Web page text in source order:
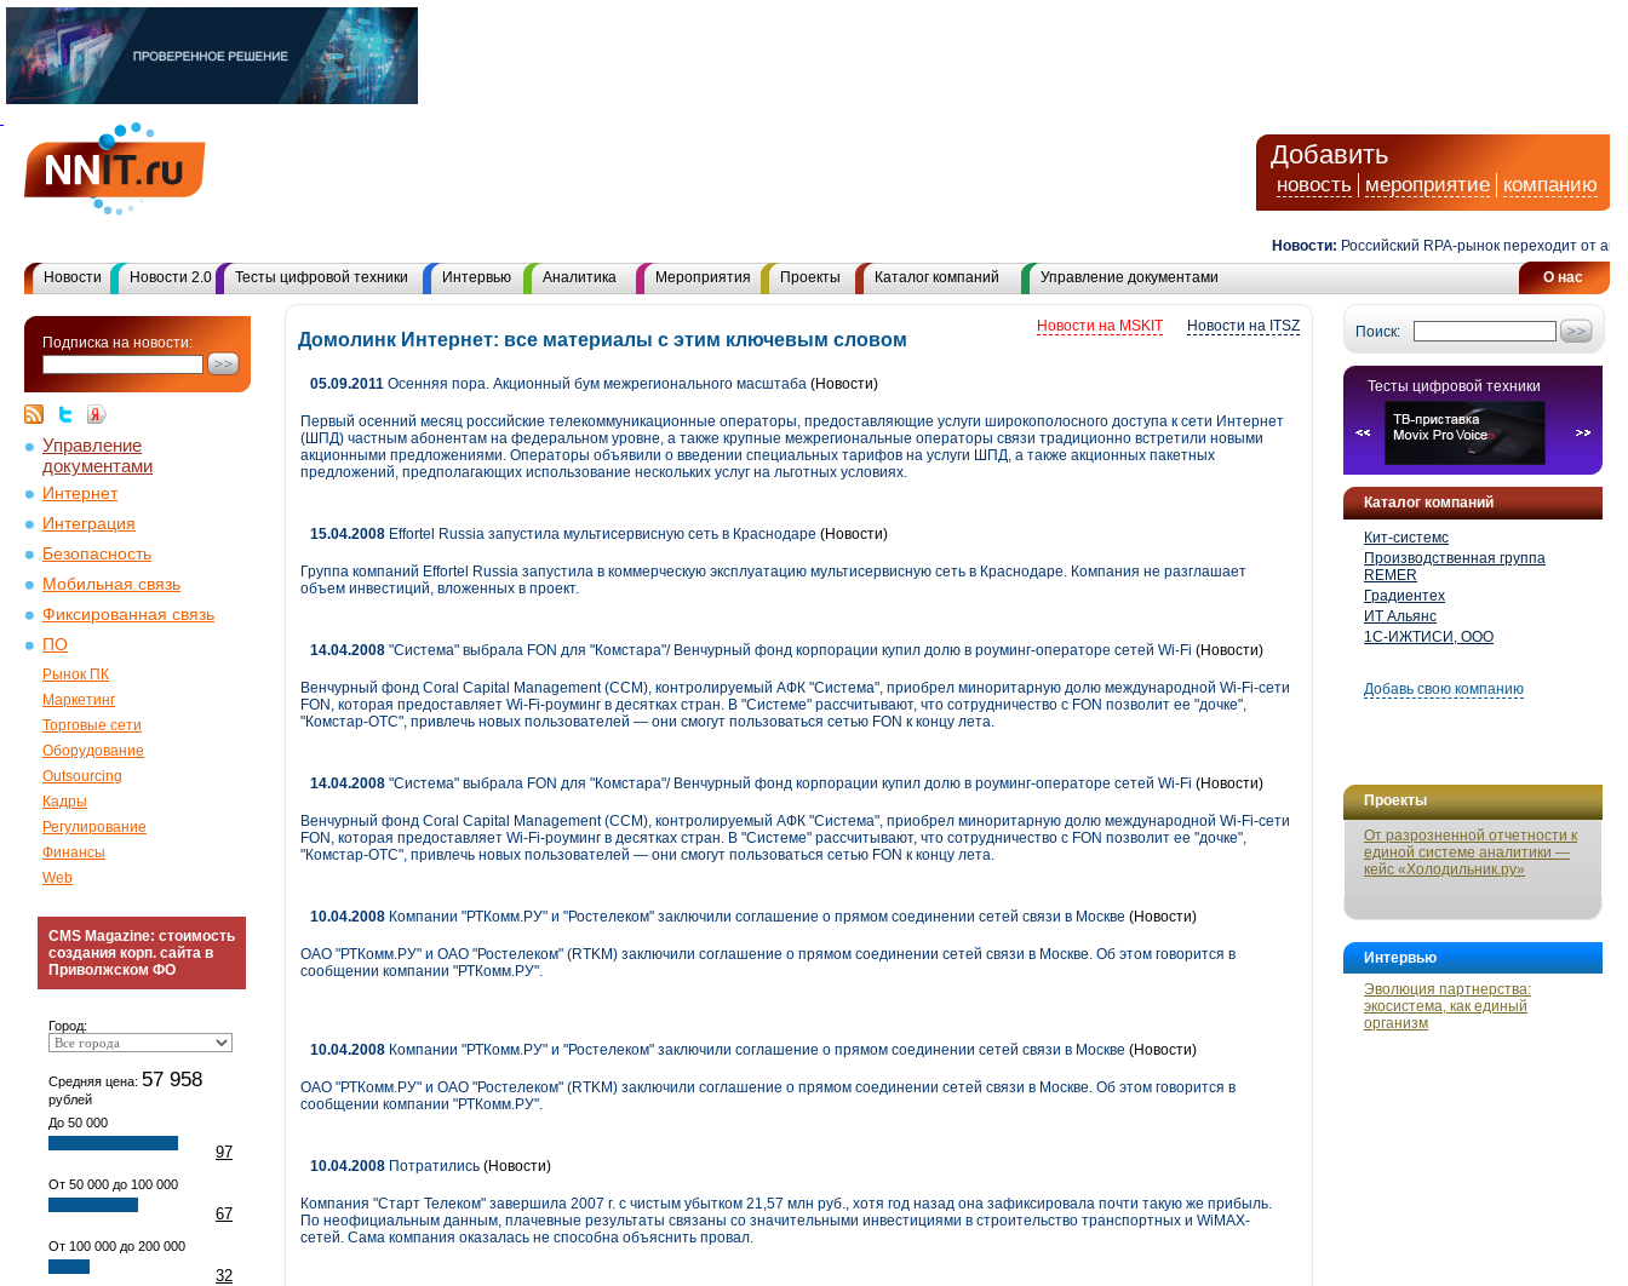
Добавить
новость мероприятие компанию
Новости: Российский RPA-рынок переходит от
О нас
Новости Новости 2.0 Тесты цифровой техники Интервью Аналитика Мероприятия Проекты Каталог компаний Управление документами
Подписка на новости:
Управление
документами
Интернет
Интеграция
Безопасность
Мобильная связь
Фиксированная связь
ПО
Рынок ПК
Маркетинг
Торговые сети
Оборудование
Outsourcing
Кадры
Регулирование
Финансы
Web
CMS Magazine: стоимость
создания корп. сайта в
Приволжском ФО
Город:
Средняя цена: 57 958
рублей
До 50 000
97
От 50 000 до 100 000
67
От 100 000 до 200 000
32
Поиск:
Тесты цифровой техники
Каталог компаний
Кит-системс
Производственная группа
REMER
Градиентех
ИТ Альянс
1С-ИЖТИСИ, ООО
Добавь свою компанию
Проекты
От разрозненной отчетности к
единой системе аналитики —
кейс «Холодильник.ру»
Интервью
Эволюция партнерства:
экосистема, как единый
организм
Новости на ITSZ
Новости на MSKIT
Домолинк Интернет: все материалы с этим ключевым словом
05.09.2011 Осенняя пора. Акционный бум межрегионального масштаба (Новости)
Первый осенний месяц российские телекоммуникационные операторы, предоставляющие услуги широкополосного доступа к сети Интернет
(ШПД) частным абонентам на федеральном уровне, а также крупные межрегиональные операторы связи традиционно встретили новыми
акционными предложениями. Операторы объявили о введении специальных тарифов на услуги ШПД, а также акционных пакетных
предложений, предполагающих использование нескольких услуг на льготных условиях.
15.04.2008 Effortel Russia запустила мультисервисную сеть в Краснодаре (Новости)
Группа компаний Effortel Russia запустила в коммерческую эксплуатацию мультисервисную сеть в Краснодаре. Компания не разглашает
объем инвестиций, вложенных в проект.
14.04.2008 "Система" выбрала FON для "Комстара"/ Венчурный фонд корпорации купил долю в роуминг-операторе сетей Wi-Fi (Новости)
Венчурный фонд Coral Capital Management (CCM), контролируемый АФК "Система", приобрел миноритарную долю международной Wi-Fi-сети
FON, которая предоставляет Wi-Fi-роуминг в десятках стран. В "Системе" рассчитывают, что сотрудничество с FON позволит ее "дочке",
"Комстар-ОТС", привлечь новых пользователей — они смогут пользоваться сетью FON к концу лета.
14.04.2008 "Система" выбрала FON для "Комстара"/ Венчурный фонд корпорации купил долю в роуминг-операторе сетей Wi-Fi (Новости)
Венчурный фонд Coral Capital Management (CCM), контролируемый АФК "Система", приобрел миноритарную долю международной Wi-Fi-сети
FON, которая предоставляет Wi-Fi-роуминг в десятках стран. В "Системе" рассчитывают, что сотрудничество с FON позволит ее "дочке",
"Комстар-ОТС", привлечь новых пользователей — они смогут пользоваться сетью FON к концу лета.
10.04.2008 Компании "РТКомм.РУ" и "Ростелеком" заключили соглашение о прямом соединении сетей связи в Москве (Новости)
ОАО "РТКомм.РУ" и ОАО "Ростелеком" (RTKM) заключили соглашение о прямом соединении сетей связи в Москве. Об этом говорится в
сообщении компании "РТКомм.РУ".
10.04.2008 Компании "РТКомм.РУ" и "Ростелеком" заключили соглашение о прямом соединении сетей связи в Москве (Новости)
ОАО "РТКомм.РУ" и ОАО "Ростелеком" (RTKM) заключили соглашение о прямом соединении сетей связи в Москве. Об этом говорится в
сообщении компании "РТКомм.РУ".
10.04.2008 Потратились (Новости)
Компания "Старт Телеком" завершила 2007 г. с чистым убытком 21,57 млн руб., хотя год назад она зафиксировала почти такую же прибыль.
По неофициальным данным, плачевные результаты связаны со значительными инвестициями в строительство транспортных и WiMAX-
сетей. Сама компания оказалась не способна объяснить провал.